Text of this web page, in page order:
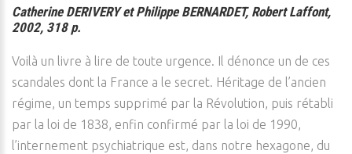
Catherine DERIVERY et Philippe BERNARDET, Robert Laffont,
2002, 318 p.
Voilà un livre à lire de toute urgence. Il dénonce un de ces
scandales dont la France a le secret. Héritage de l’ancien
régime, un temps supprimé par la Révolution, puis rétabli
par la loi de 1838, enfin confirmé par la loi de 1990,
l’internement psychiatrique est, dans notre hexagone, du